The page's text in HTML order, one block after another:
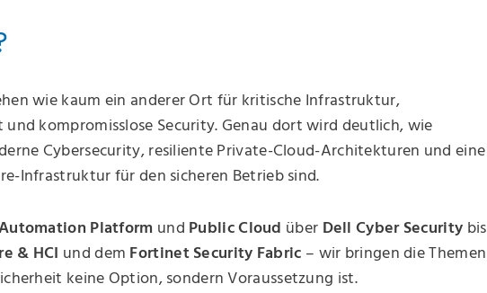
wie kaum ein anderer Ort für kritische Infrastruktur,
und kompromisslose Security. Genau dort wird deutlich, wie
Cybersecurity, resiliente Private-Cloud-Architekturen und eine
Infrastruktur für den sicheren Betrieb sind.
Platform und Public Cloud über Dell Cyber Security bis
& HCI und dem Fortinet Security Fabric – wir bringen die Themen
keine Option, sondern Voraussetzung ist.